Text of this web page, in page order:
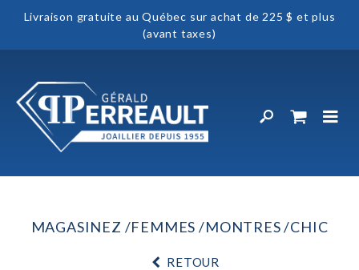
Livraison gratuite au Québec sur achat de 225 $ et plus
(avant taxes)
MAGASINEZ FEMMES MONTRES CHIC
RETOUR